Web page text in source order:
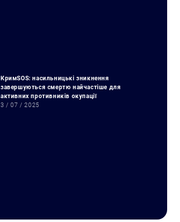
КримSOS: насильницькі зникнення
завершуються смертю найчастіше для
активних противників окупації
3 / 07 / 2025